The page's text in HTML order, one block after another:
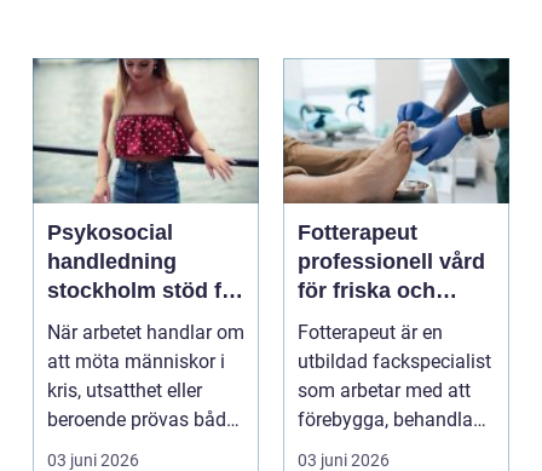
Psykosocial
handledning
stockholm stöd för
hållbart arbete
med människor
När arbetet handlar om
att möta människor i
kris, utsatthet eller
beroende prövas både
yrkesrollen o...
03 juni 2026
Fotterapeut
professionell vård
för friska och
starkare fötter
Fotterapeut är en
utbildad fackspecialist
som arbetar med att
förebygga, behandla
och lindra problem...
03 juni 2026